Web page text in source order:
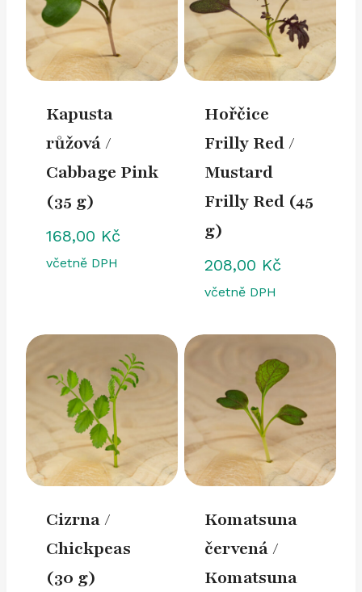
Kapusta
růžová /
Cabbage Pink
(35 g)
168,00 Kč
včetně DPH
Hořčice
Frilly Red /
Mustard
Frilly Red (45
g)
208,00 Kč
včetně DPH
Cizrna /
Chickpeas
(30 g)
Komatsuna
červená /
Komatsuna